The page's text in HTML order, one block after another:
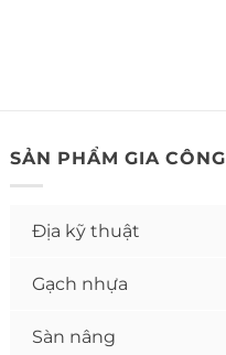
SẢN PHẨM GIA CÔNG
Địa kỹ thuật
Gạch nhựa
Sàn nâng